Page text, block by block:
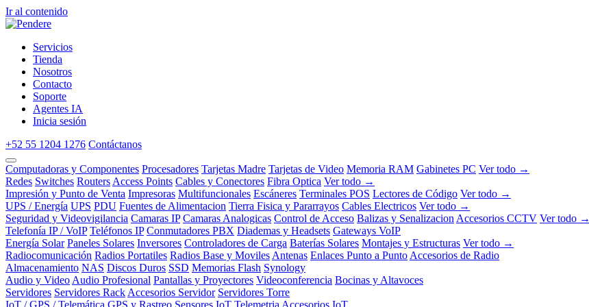
Ir al contenido
Servicios
Tienda
Nosotros
Contacto
Soporte
Agentes IA
Inicia sesión
+52 55 1204 1276 Contáctanos
Computadoras y Componentes Procesadores Tarjetas Madre Tarjetas de Video Memoria RAM Gabinetes PC Ver todo →
Redes Switches Routers Access Points Cables y Conectores Fibra Optica Ver todo →
Impresión y Punto de Venta Impresoras Multifuncionales Escáneres Terminales POS Lectores de Código Ver todo →
UPS / Energía UPS PDU Fuentes de Alimentacion Tierra Fisica y Pararrayos Cables Electricos Ver todo →
Seguridad y Videovigilancia Camaras IP Camaras Analogicas Control de Acceso Balizas y Senalizacion Accesorios CCTV Ver todo →
Telefonía IP / VoIP Teléfonos IP Conmutadores PBX Diademas y Headsets Gateways VoIP
Energía Solar Paneles Solares Inversores Controladores de Carga Baterías Solares Montajes y Estructuras Ver todo →
Radiocomunicación Radios Portatiles Radios Base y Moviles Antenas Enlaces Punto a Punto Accesorios de Radio
Almacenamiento NAS Discos Duros SSD Memorias Flash Synology
Audio y Video Audio Profesional Pantallas y Proyectores Videoconferencia Bocinas y Altavoces
Servidores Servidores Rack Accesorios Servidor Servidores Torre
IoT / GPS / Telemática GPS y Rastreo Sensores IoT Telemetria Accesorios IoT